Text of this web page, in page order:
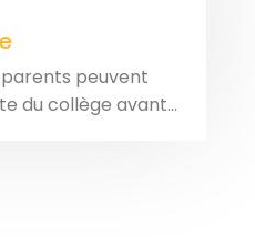
peuvent
du collège avant...